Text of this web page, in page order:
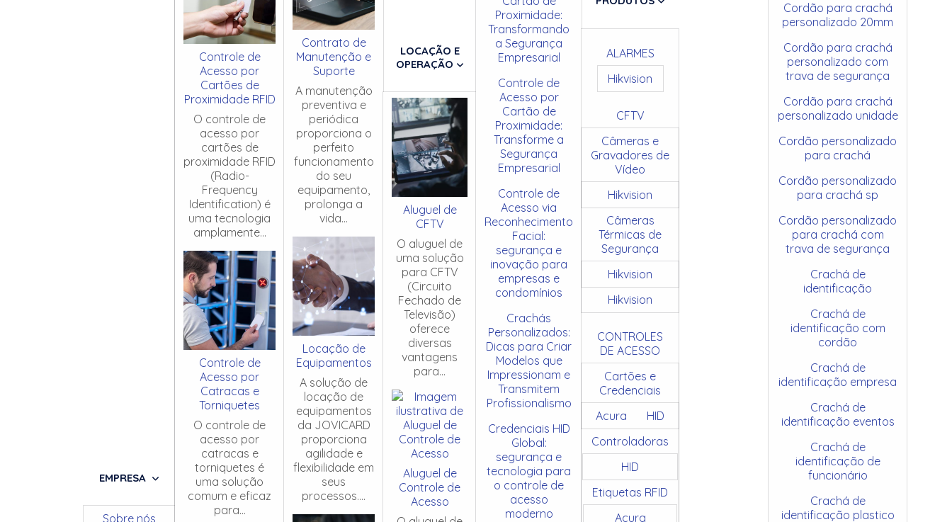
EMPRESA
Sobre nós
Controle de
Acesso por
Cartões de
Proximidade RFID
O controle de
acesso por
cartões de
proximidade RFID
(Radio-
Frequency
Identification) é
uma tecnologia
amplamente...
Controle de
Acesso por
Catracas e
Torniquetes
O controle de
acesso por
catracas e
torniquetes é
uma solução
comum e eficaz
para...
Contrato de
Manutenção e
Suporte
A manutenção
preventiva e
periódica
proporciona o
perfeito
funcionamento
do seu
equipamento,
prolonga a
vida...
Locação de
Equipamentos
A solução de
locação de
equipamentos
da JOVICARD
proporciona
agilidade e
flexibilidade em
seus
processos....
LOCAÇÃO E
OPERAÇÃO
Aluguel de
CFTV
O aluguel de
uma solução
para CFTV
(Circuito
Fechado de
Televisão)
oferece
diversas
vantagens
para...
Aluguel de
Controle de
Acesso
Proximidade:
Transformando
a Segurança
Empresarial
Controle de
Acesso por
Cartão de
Proximidade:
Transforme a
Segurança
Empresarial
Controle de
Acesso via
Reconhecimento
Facial:
segurança e
inovação para
empresas e
condomínios
Crachás
Personalizados:
Dicas para Criar
Modelos que
Impressionam e
Transmitem
Profissionalismo
Credenciais HID
Global:
segurança e
tecnologia para
o controle de
acesso
moderno
ALARMES
Hikvision
CFTV
Câmeras e
Gravadores de
Vídeo
Hikvision
Câmeras
Térmicas de
Segurança
Hikvision
Hikvision
CONTROLES
DE ACESSO
Cartões e
Credenciais
Acura
HID
Controladoras
HID
Etiquetas RFID
Acura
Cordão para crachá
personalizado 20mm
Cordão para crachá
personalizado com
trava de segurança
Cordão para crachá
personalizado unidade
Cordão personalizado
para crachá
Cordão personalizado
para crachá sp
Cordão personalizado
para crachá com
trava de segurança
Crachá de
identificação
Crachá de
identificação com
cordão
Crachá de
identificação empresa
Crachá de
identificação eventos
Crachá de
identificação de
funcionário
Crachá de
identificação plastico